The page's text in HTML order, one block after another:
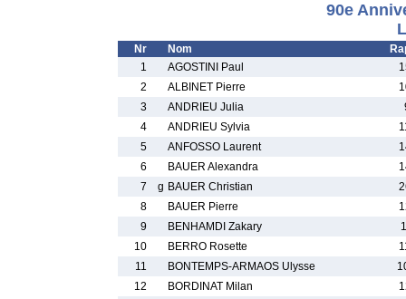
90e
Nr Nom
1
AGOSTINI Paul
2
ALBINET Pierre
3
ANDRIEU Julia
4
ANDRIEU Sylvia
5
ANFOSSO Laurent
6
BAUER Alexandra
7
g BAUER Christian
8
BAUER Pierre
9
BENHAMDI Zakary
10
BERRO Rosette
11
BONTEMPS-ARMAOS Ulysse
12
BORDINAT Milan